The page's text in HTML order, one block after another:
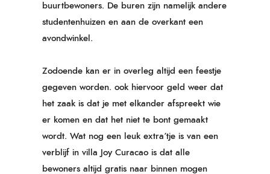
buurtbewoners. De buren zijn namelijk andere
studentenhuizen en aan de overkant een
avondwinkel.
Zodoende kan er in overleg altijd een feestje
gegeven worden. ook hiervoor geld weer dat
het zaak is dat je met elkander afspreekt wie
er komen en dat het niet te bont gemaakt
wordt. Wat nog een leuk extra’tje is van een
verblijf in villa Joy Curacao is dat alle
bewoners altijd gratis naar binnen mogen